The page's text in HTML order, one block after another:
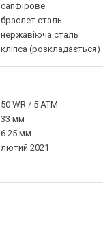
сапфірове
браслет сталь
нержавіюча сталь
кліпса (розкладається)
50 WR / 5 ATM
33 мм
6.25 мм
лютий 2021